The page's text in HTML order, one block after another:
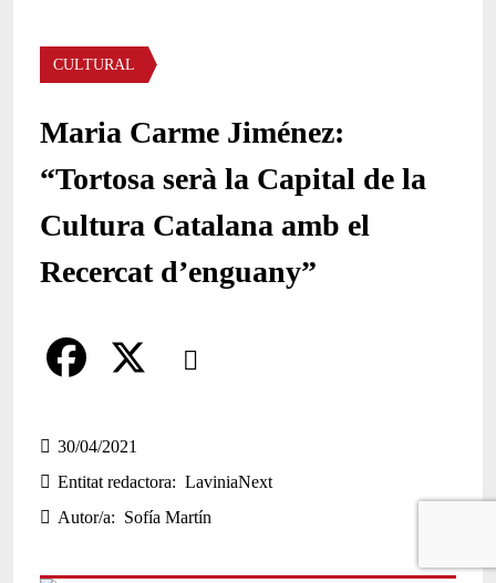
Àmbit de la notícia
CULTURAL
Maria Carme Jiménez:
“Tortosa serà la Capital de la
Cultura Catalana amb el
Recercat d’enguany”
Comparteix
a
c
e
30/04/2021
Entitat redactora
LaviniaNext
Autor/a
Sofía Martín